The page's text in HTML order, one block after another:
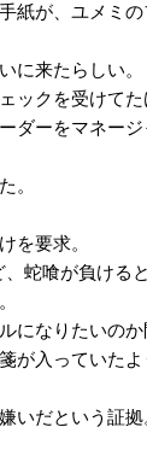
紙が、ユメミ
に来たらしい。
ックを受けてた
ダーをマネー
。
を要求。
蛇喰が負ける
になりたいのか
が入っていた
いだという証拠